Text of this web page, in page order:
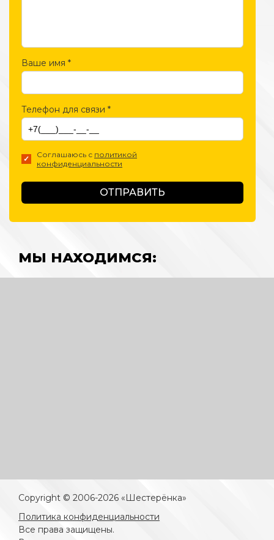
Ваше имя *
Телефон для связи *
Соглашаюсь с политикой
конфиденциальности
ОТПРАВИТЬ
МЫ НАХОДИМСЯ:
Copyright © 2006-2026 «Шестерёнка»
Политика конфиденциальности
Все права защищены.